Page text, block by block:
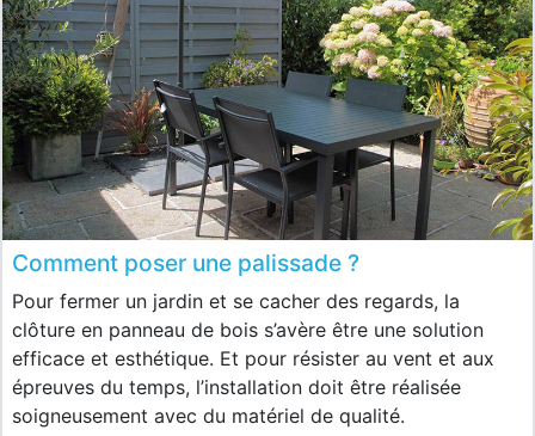
Comment poser une palissade ?
Pour fermer un jardin et se cacher des regards, la
clôture en panneau de bois s’avère être une solution
efficace et esthétique. Et pour résister au vent et aux
épreuves du temps, l’installation doit être réalisée
soigneusement avec du matériel de qualité.